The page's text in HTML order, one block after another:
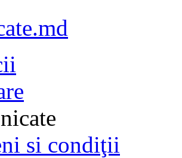
si condiţii